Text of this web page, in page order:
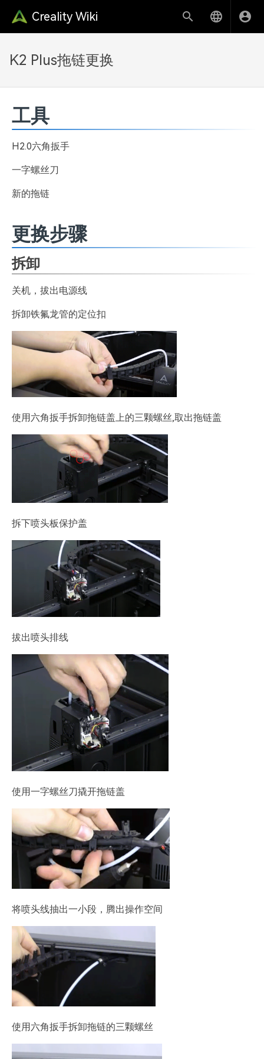
Creality Wiki
K2 Plus拖链更换
工具
H2.0六角扳手
一字螺丝刀
新的拖链
更换步骤
拆卸
关机，拔出电源线
拆卸铁氟龙管的定位扣
使用六角扳手拆卸拖链盖上的三颗螺丝,取出拖链盖
拆下喷头板保护盖
拔出喷头排线
使用一字螺丝刀撬开拖链盖
将喷头线抽出一小段，腾出操作空间
使用六角扳手拆卸拖链的三颗螺丝